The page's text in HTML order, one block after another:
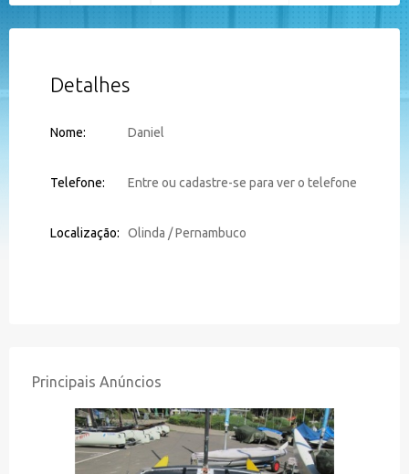
Detalhes
Nome: Daniel
Telefone: Entre ou cadastre-se para ver o telefone
Localização: Olinda / Pernambuco
Principais Anúncios